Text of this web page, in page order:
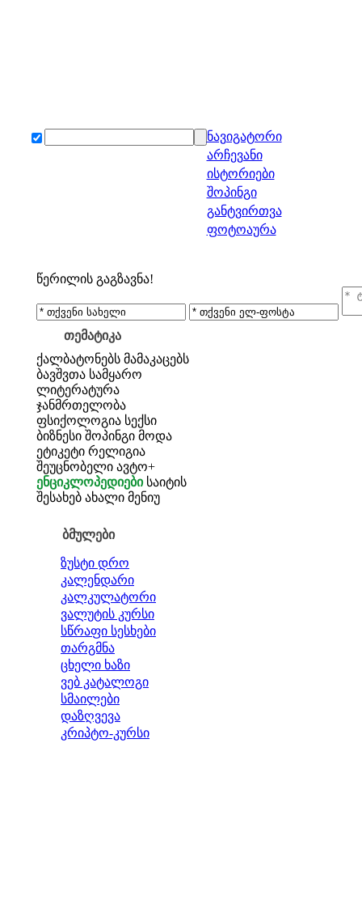
ნავიგატორი
არჩევანი
ისტორიები
შოპინგი
განტვირთვა
ფოტოაურა
წერილის გაგზავნა!
თემატიკა
ქალბატონებს მამაკაცებს
ბავშვთა სამყარო
ლიტერატურა
ჯანმრთელობა
ფსიქოლოგია სექსი
ბიზნესი შოპინგი მოდა
ეტიკეტი რელიგია
შეუცნობელი ავტო+
ენციკლოპედიები საიტის
შესახებ ახალი მენიუ
ბმულები
ზუსტი დრო
კალენდარი
კალკულატორი
ვალუტის კურსი
სწრაფი სესხები
თარგმნა
ცხელი ხაზი
ვებ კატალოგი
სმაილები
დაზღვევა
კრიპტო-კურსი